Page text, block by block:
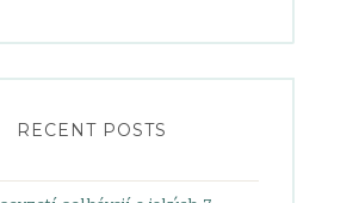
RECENT POSTS